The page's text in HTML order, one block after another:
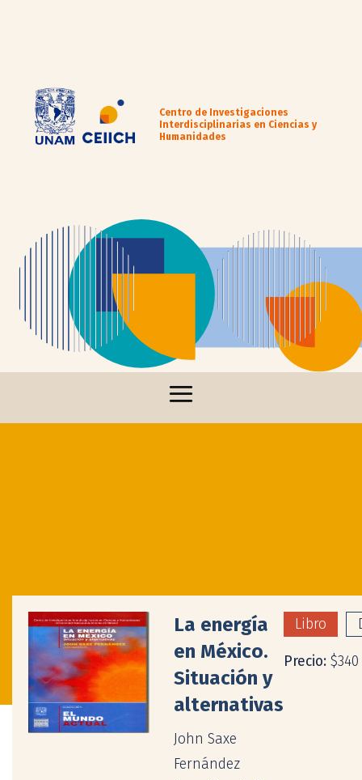
Centro de Investigaciones
Interdisciplinarias en Ciencias y
Humanidades
La energía
en México.
Situación y
alternativas
John Saxe
Fernández
Libro
Precio: $340